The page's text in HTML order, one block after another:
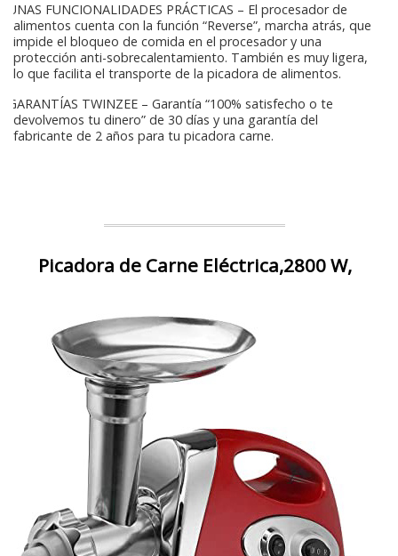
UNAS FUNCIONALIDADES PRÁCTICAS – El procesador de
alimentos cuenta con la función “Reverse”, marcha atrás, que
impide el bloqueo de comida en el procesador y una
protección anti-sobrecalentamiento. También es muy ligera,
lo que facilita el transporte de la picadora de alimentos.
GARANTÍAS TWINZEE – Garantía “100% satisfecho o te
devolvemos tu dinero” de 30 días y una garantía del
fabricante de 2 años para tu picadora carne.
Picadora de Carne Eléctrica,2800 W,